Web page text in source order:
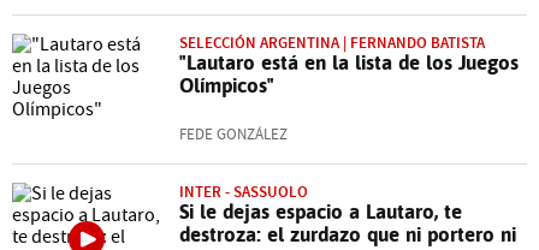
SELECCIÓN ARGENTINA | FERNANDO BATISTA
"Lautaro está en la lista de los Juegos
Olímpicos"
FEDE GONZÁLEZ
INTER - SASSUOLO
Si le dejas espacio a Lautaro, te
destroza: el zurdazo que ni portero ni